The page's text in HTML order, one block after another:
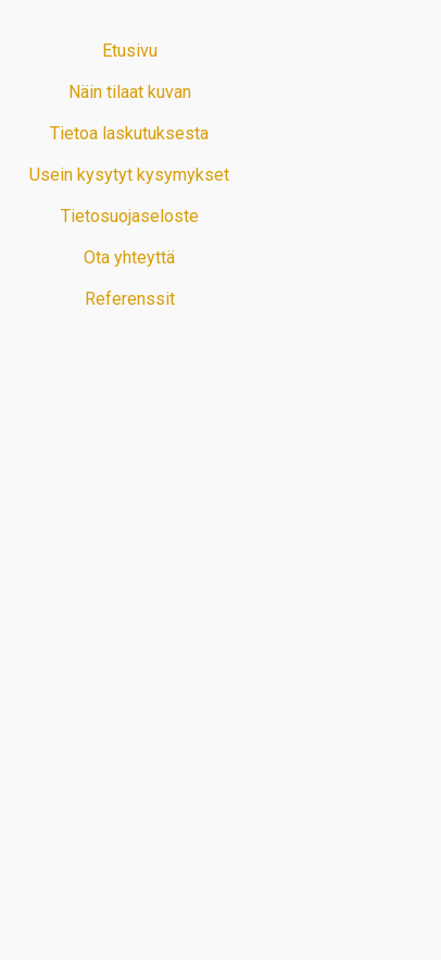
Etusivu
Näin tilaat kuvan
Tietoa laskutuksesta
Usein kysytyt kysymykset
Tietosuojaseloste
Ota yhteyttä
Referenssit